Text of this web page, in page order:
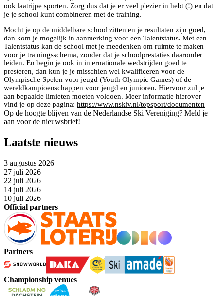
ook laatrijpe sporten. Zorg dus dat je er veel plezier in hebt (!) en dat
je je school kunt combineren met de training.
Mocht je op de middelbare school zitten en je resultaten zijn goed,
dan kom je mogelijk in aanmerking voor een Talentstatus. Met een
Talentstatus kan de school met je meedenken om ruimte te maken
voor je trainingsschema, zonder dat je schoolprestaties daaronder
leiden. En begin je ook in internationale wedstrijden goed te
presteren, dan kun je je misschien wel kwalificeren voor de
Olympische Spelen voor jeugd (Youth Olympic Games) of de
wereldkampioenschappen voor jeugd en junioren. Hiervoor zul je
aan bepaalde limieten moeten voldoen. Meer informatie hierover
vind je op deze pagina: https://www.nskiv.nl/topsport/documenten
Op de hoogte blijven van de Nederlandse Ski Vereniging? Meld je
aan voor de nieuwsbrief!
Laatste nieuws
3 augustus 2026
27 juli 2026
22 juli 2026
14 juli 2026
10 juli 2026
Official partners
Partners
Championship venues